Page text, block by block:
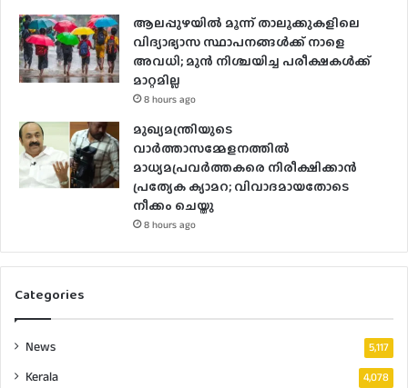
ആലപ്പുഴയിൽ മൂന്ന് താലൂക്കുകളിലെ
വിദ്യാഭ്യാസ സ്ഥാപനങ്ങൾക്ക് നാളെ
അവധി; മുൻ നിശ്ചയിച്ച പരീക്ഷകൾക്ക്
മാറ്റമില്ല
8 hours ago
മുഖ്യമന്ത്രിയുടെ
വാർത്താസമ്മേളനത്തിൽ
മാധ്യമപ്രവർത്തകരെ നിരീക്ഷിക്കാൻ
പ്രത്യേക ക്യാമറ; വിവാദമായതോടെ
നീക്കം ചെയ്തു
8 hours ago
Categories
News 5,117
Kerala 4,078